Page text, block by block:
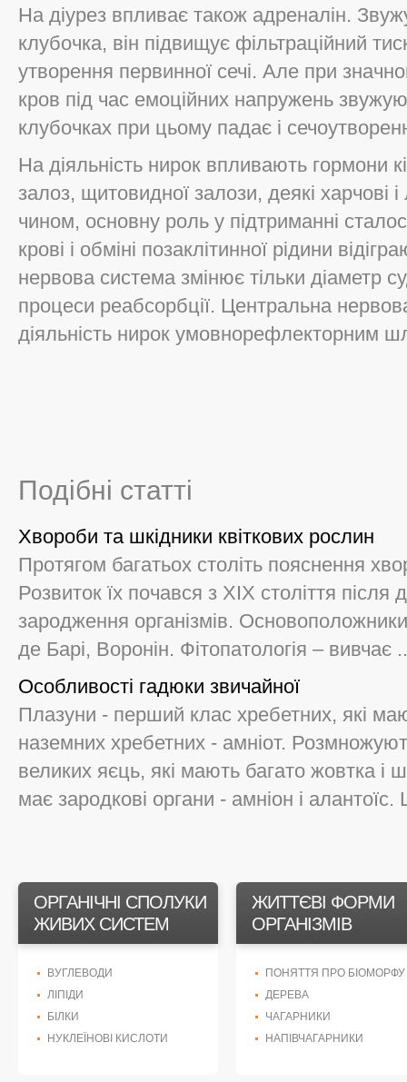
На діурез впливає також адреналін.
клубочка, він підвищує фільтраційний
утворення первинної сечі. Але при
кров під час емоційних напружень
клубочках при цьому падає і
На діяльність нирок впливають гормони
залоз, щитовидної залози, деякі харчові
чином, основну роль у підтриманні
крові і обміні позаклітинної рідини
нервова система змінює тільки діаметр
процеси реабсорбції. Центральна
діяльність нирок умовнорефлекторним
Подібні статті
Хвороби та шкідники квіткових рослин
Протягом багатьох століть пояснення
Розвиток їх почався з ХІХ століття після
зародження організмів. Основоположники
де Барі, Воронін. Фітопатологія – вивчає
Особливості гадюки звичайної
Плазуни - перший клас хребетних, які
наземних хребетних - амніот.
великих яєць, які мають багато жовтка і
має зародкові органи - амніон і алантоїс.
ОРГАНІЧНІ СПОЛУКИ
ЖИВИХ СИСТЕМ
ВУГЛЕВОДИ
ЛІПІДИ
БІЛКИ
НУКЛЕЇНОВІ КИСЛОТИ
ЖИТТЄВІ ФОРМИ
ОРГАНІЗМІВ
ПОНЯТТЯ ПРО БІОМОРФУ
ДЕРЕВА
ЧАГАРНИКИ
НАПІВЧАГАРНИКИ